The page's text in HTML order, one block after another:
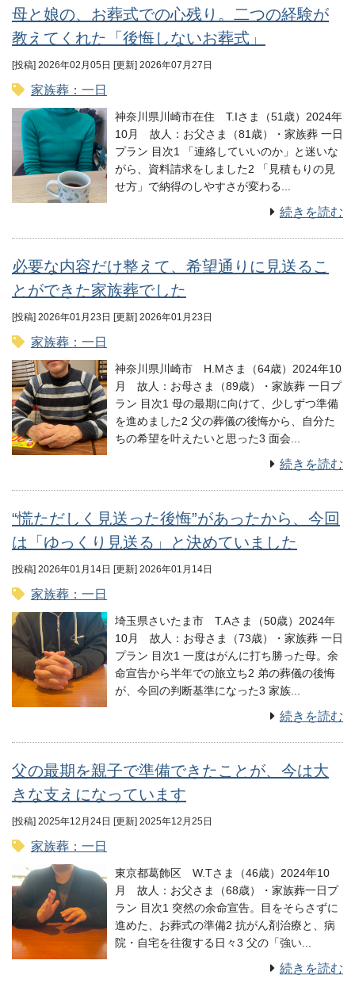
母と娘の、お葬式での心残り。二つの経験が
教えてくれた「後悔しないお葬式」
[投稿] 2026年02月05日 [更新] 2026年07月27日
家族葬：一日
神奈川県川崎市在住 T.Iさま（51歳）2024年
10月 故人：お父さま（81歳）・家族葬 一日
プラン 目次1 「連絡していいのか」と迷いな
がら、資料請求をしました2 「見積もりの見
せ方」で納得のしやすさが変わる...
続きを読む
必要な内容だけ整えて、希望通りに見送るこ
とができた家族葬でした
[投稿] 2026年01月23日 [更新] 2026年01月23日
家族葬：一日
神奈川県川崎市 H.Mさま（64歳）2024年10
月 故人：お母さま（89歳）・家族葬 一日プ
ラン 目次1 母の最期に向けて、少しずつ準備
を進めました2 父の葬儀の後悔から、自分た
ちの希望を叶えたいと思った3 面会...
続きを読む
“慌ただしく見送った後悔”があったから、今回
は「ゆっくり見送る」と決めていました
[投稿] 2026年01月14日 [更新] 2026年01月14日
家族葬：一日
埼玉県さいたま市 T.Aさま（50歳）2024年
10月 故人：お母さま（73歳）・家族葬 一日
プラン 目次1 一度はがんに打ち勝った母。余
命宣告から半年での旅立ち2 弟の葬儀の後悔
が、今回の判断基準になった3 家族...
続きを読む
父の最期を親子で準備できたことが、今は大
きな支えになっています
[投稿] 2025年12月24日 [更新] 2025年12月25日
家族葬：一日
東京都葛飾区 W.Tさま（46歳）2024年10
月 故人：お父さま（68歳）・家族葬一日プ
ラン 目次1 突然の余命宣告。目をそらさずに
進めた、お葬式の準備2 抗がん剤治療と、病
院・自宅を往復する日々3 父の「強い...
続きを読む